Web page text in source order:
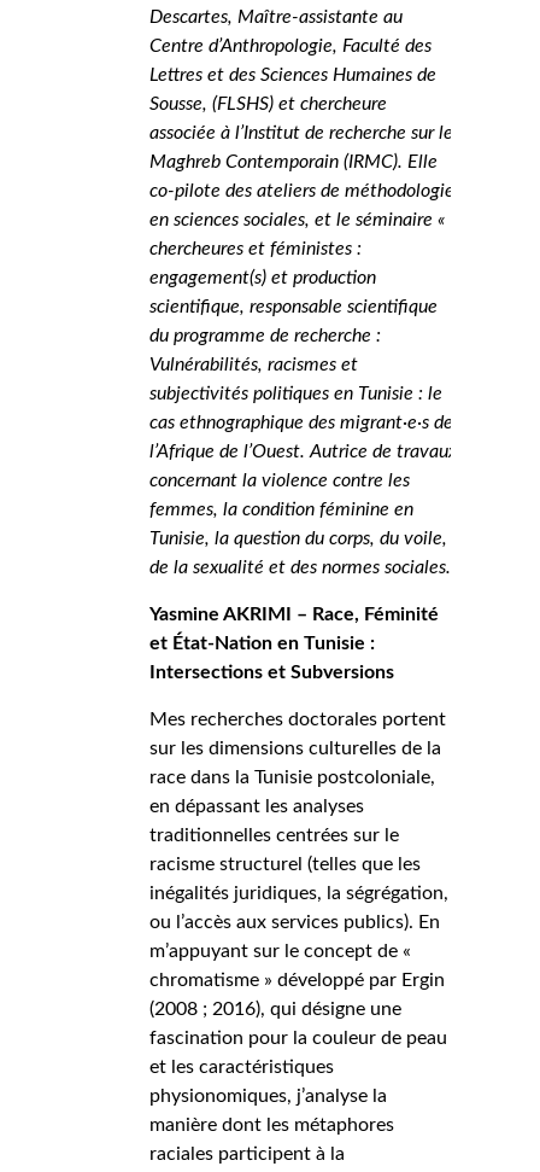
Descartes, Maître-assistante au
Centre d’Anthropologie, Faculté des
Lettres et des Sciences Humaines de
Sousse, (FLSHS) et chercheure
associée à l’Institut de recherche sur le
Maghreb Contemporain (IRMC). Elle
co-pilote des ateliers de méthodologie
en sciences sociales, et le séminaire «
chercheures et féministes :
engagement(s) et production
scientifique, responsable scientifique
du programme de recherche :
Vulnérabilités, racismes et
subjectivités politiques en Tunisie : le
cas ethnographique des migrant·e·s de
l’Afrique de l’Ouest. Autrice de travaux
concernant la violence contre les
femmes, la condition féminine en
Tunisie, la question du corps, du voile,
de la sexualité et des normes sociales.
Yasmine AKRIMI – Race, Féminité
et État-Nation en Tunisie :
Intersections et Subversions
Mes recherches doctorales portent
sur les dimensions culturelles de la
race dans la Tunisie postcoloniale,
en dépassant les analyses
traditionnelles centrées sur le
racisme structurel (telles que les
inégalités juridiques, la ségrégation,
ou l’accès aux services publics). En
m’appuyant sur le concept de «
chromatisme » développé par Ergin
(2008 ; 2016), qui désigne une
fascination pour la couleur de peau
et les caractéristiques
physionomiques, j’analyse la
manière dont les métaphores
raciales participent à la